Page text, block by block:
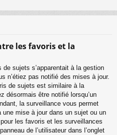
les favoris et la
sujets s’apparentait à la gestion
n’étiez pas notifié des mises à jour.
de sujets est similaire à la
désormais être notifié lorsqu’un
la surveillance vous permet
une mise à jour dans un sujet ou un
les favoris et les surveillances
de l’utilisateur dans l’onglet